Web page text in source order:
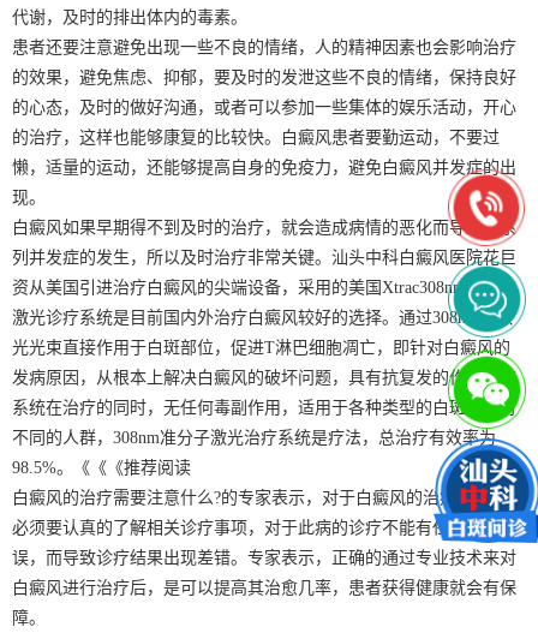
代谢，及时的排出体内的毒素。
患者还要注意避免出现一些不良的情绪，人的精神因素也会影响治疗
的效果，避免焦虑、抑郁，要及时的发泄这些不良的情绪，保持良好
的心态，及时的做好沟通，或者可以参加一些集体的娱乐活动，开心
的治疗，这样也能够康复的比较快。白癜风患者要勤运动，不要过
懒，适量的运动，还能够提高自身的免疫力，避免白癜风并发症的出
现。
白癜风如果早期得不到及时的治疗，就会造成病情的恶化而导致一系
列并发症的发生，所以及时治疗非常关键。汕头中科白癜风医院花巨
资从美国引进治疗白癜风的尖端设备，采用的美国Xtrac308nm极速全
激光诊疗系统是目前国内外治疗白癜风较好的选择。通过308nm的激
光光束直接作用于白斑部位，促进T淋巴细胞凋亡，即针对白癜风的
发病原因，从根本上解决白癜风的破坏问题，具有抗复发的作用。该
系统在治疗的同时，无任何毒副作用，适用于各种类型的白斑。针对
不同的人群，308nm准分子激光治疗系统是疗法，总治疗有效率为
98.5%。《《《推荐阅读
白癜风的治疗需要注意什么?的专家表示，对于白癜风的治疗，患者是
必须要认真的了解相关诊疗事项，对于此病的诊疗不能有任何的失
误，而导致诊疗结果出现差错。专家表示，正确的通过专业技术来对
白癜风进行治疗后，是可以提高其治愈几率，患者获得健康就会有保
障。